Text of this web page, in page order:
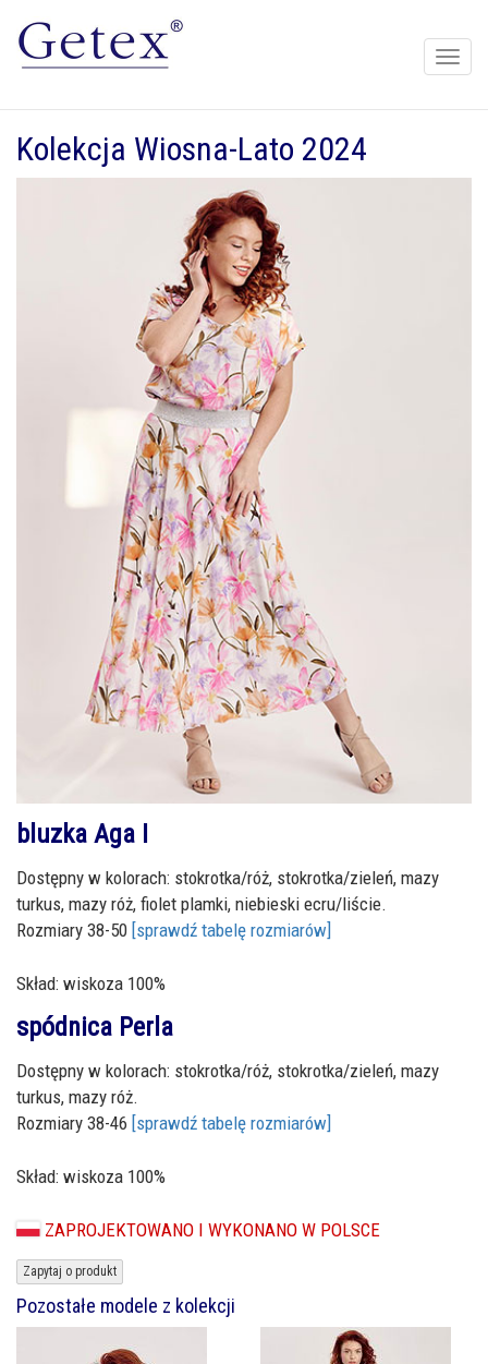
Toggle
Kolekcja Wiosna-Lato 2024
bluzka Aga I
Dostępny w kolorach: stokrotka/róż, stokrotka/zieleń, mazy
turkus, mazy róż, fiolet plamki, niebieski ecru/liście.
Rozmiary 38-50 [sprawdź tabelę rozmiarów]
Skład: wiskoza 100%
spódnica Perla
Dostępny w kolorach: stokrotka/róż, stokrotka/zieleń, mazy
turkus, mazy róż.
Rozmiary 38-46 [sprawdź tabelę rozmiarów]
Skład: wiskoza 100%
ZAPROJEKTOWANO I WYKONANO W POLSCE
Zapytaj o produkt
Pozostałe modele z kolekcji